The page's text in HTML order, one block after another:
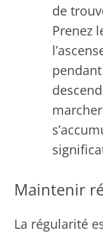
de
Prenez
Maintenir
La régularité